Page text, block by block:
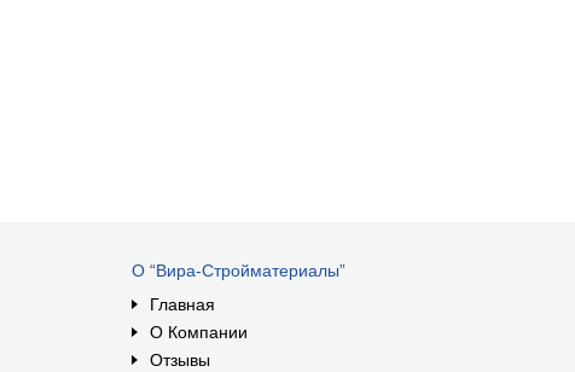
О “Вира-Стройматериалы”
Главная
О Компании
Отзывы